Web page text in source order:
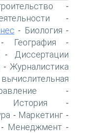
-
-
- Биология -
География -
-
Диссертации
- Журналистика
-
История -
- Маркетинг -
- Менеджмент -